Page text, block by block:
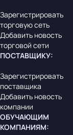
Зарегистрировать
торговую сеть
Добавить новость
торговой сети
ПОСТАВЩИКУ:
Зарегистрировать
поставщика
Добавить новость
компании
ОБУЧАЮЩИМ
КОМПАНИЯМ: